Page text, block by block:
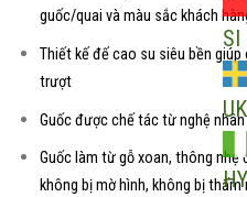
SI
UK
HY
guốc/quai và màu sắc khách
Thiết kế đế cao su siêu bền giúp
trượt
Guốc được chế tác từ nghệ nhân
Guốc làm từ gỗ xoan, thông nhẹ
không bị mờ hình, không bị